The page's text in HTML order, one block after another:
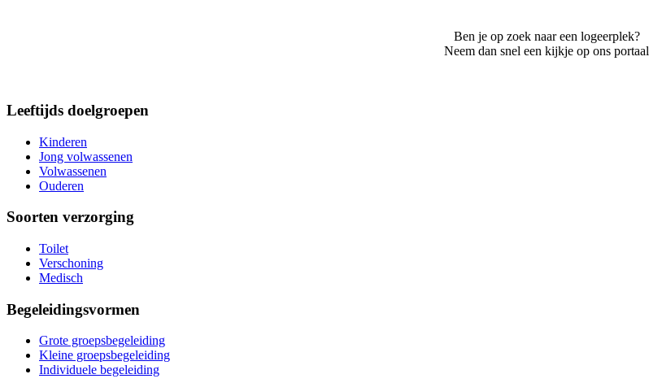
Ben je op zoek naar een logeerplek?
Neem dan snel een kijkje op ons portaal
Leeftijds doelgroepen
Kinderen
Jong volwassenen
Volwassenen
Ouderen
Soorten verzorging
Toilet
Verschoning
Medisch
Begeleidingsvormen
Grote groepsbegeleiding
Kleine groepsbegeleiding
Individuele begeleiding